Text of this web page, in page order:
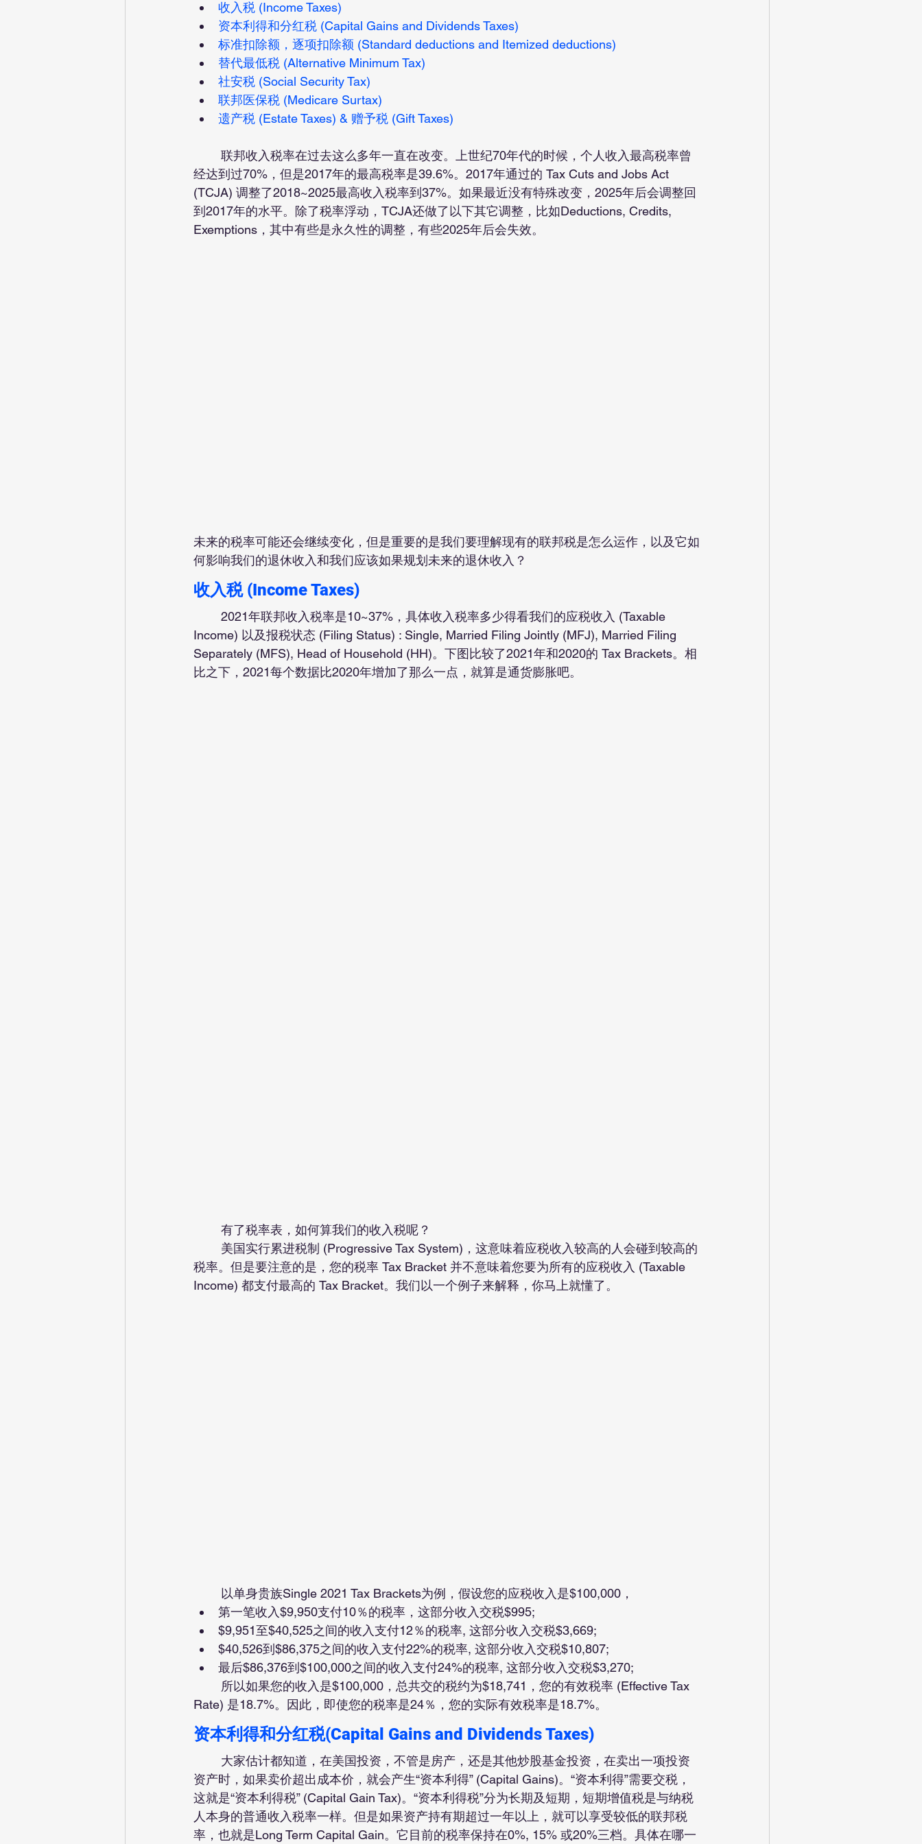
收入税 (Income Taxes)
资本利得和分红税 (Capital Gains and Dividends Taxes)
标准扣除额，逐项扣除额 (Standard deductions and Itemized deductions)
替代最低税 (Alternative Minimum Tax)
社安税 (Social Security Tax)
联邦医保税 (Medicare Surtax)
遗产税 (Estate Taxes) & 赠予税 (Gift Taxes)
经达到过70%，但是2017年的最高税率是39.6%。2017年通过的 Tax Cuts and Jobs Act
(TCJA) 调整了2018~2025最高收入税率到37%。如果最近没有特殊改变，2025年后会调整回
到2017年的水平。除了税率浮动，TCJA还做了以下其它调整，比如Deductions, Credits,
Exemptions，其中有些是永久性的调整，有些2025年后会失效。
未来的税率可能还会继续变化，但是重要的是我们要理解现有的联邦税是怎么运作，以及它如
何影响我们的退休收入和我们应该如果规划未来的退休收入？
收入税 (Income Taxes)
Income) 以及报税状态 (Filing Status) : Single, Married Filing Jointly (MFJ), Married Filing
Separately (MFS), Head of Household (HH)。下图比较了2021年和2020的 Tax Brackets。相
比之下，2021每个数据比2020年增加了那么一点，就算是通货膨胀吧。
	有了税率表，如何算我们的收入税呢？
税率。但是要注意的是，您的税率 Tax Bracket 并不意味着您要为所有的应税收入 (Taxable
Income) 都支付最高的 Tax Bracket。我们以一个例子来解释，你马上就懂了。
	以单身贵族Single 2021 Tax Brackets为例，假设您的应税收入是$100,000，
第一笔收入$9,950支付10％的税率，这部分收入交税$995;
$9,951至$40,525之间的收入支付12％的税率, 这部分收入交税$3,669;
$40,526到$86,375之间的收入支付22%的税率, 这部分收入交税$10,807;
最后$86,376到$100,000之间的收入支付24%的税率, 这部分收入交税$3,270;
Rate) 是18.7%。因此，即使您的税率是24％，您的实际有效税率是18.7%。
资本利得和分红税(Capital Gains and Dividends Taxes)
资产时，如果卖价超出成本价，就会产生“资本利得” (Capital Gains)。“资本利得”需要交税，
这就是“资本利得税” (Capital Gain Tax)。“资本利得税”分为长期及短期，短期增值税是与纳税
人本身的普通收入税率一样。但是如果资产持有期超过一年以上，就可以享受较低的联邦税
率，也就是Long Term Capital Gain。它目前的税率保持在0%, 15% 或20%三档。具体在哪一